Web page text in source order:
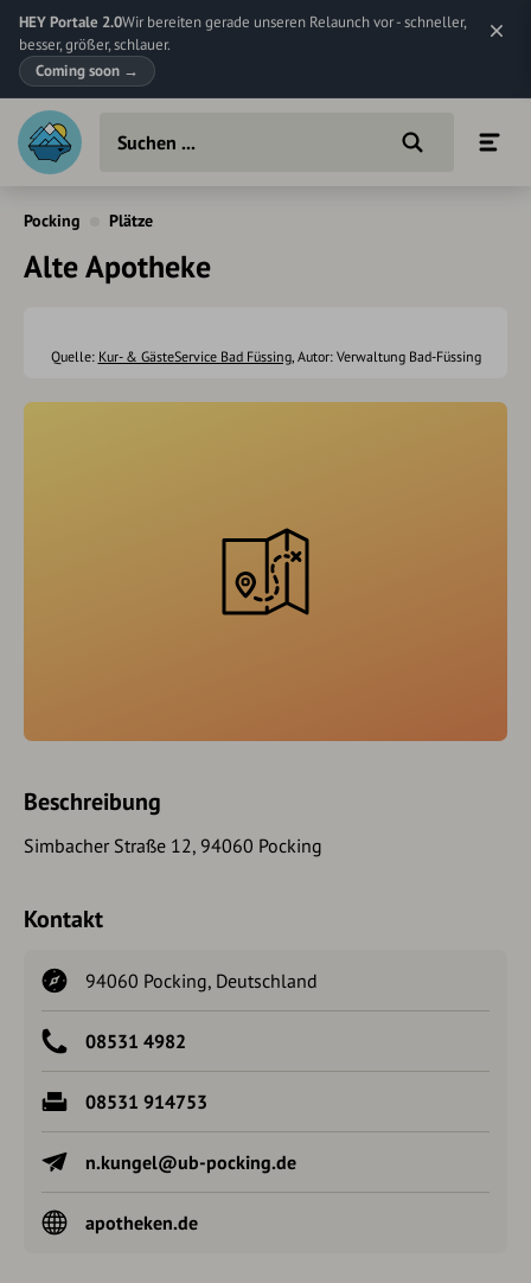
HEY Portale 2.0Wir bereiten gerade unseren Relaunch vor - schneller,
besser, größer, schlauer.
Coming soon →
Pocking Plätze
Alte Apotheke
Quelle: Kur- & GästeService Bad Füssing, Autor: Verwaltung Bad-Füssing
Beschreibung
Simbacher Straße 12, 94060 Pocking
Kontakt
94060 Pocking, Deutschland
08531 4982
08531 914753
n.kungel@ub-pocking.de
apotheken.de